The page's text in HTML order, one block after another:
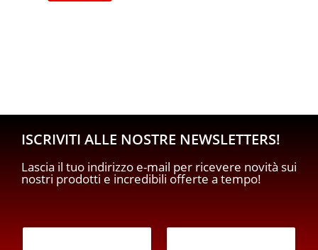
ISCRIVITI ALLE NOSTRE NEWSLETTERS!
Lascia il tuo indirizzo e-mail per ricevere novità sui
nostri prodotti e incredibili offerte a tempo!
E